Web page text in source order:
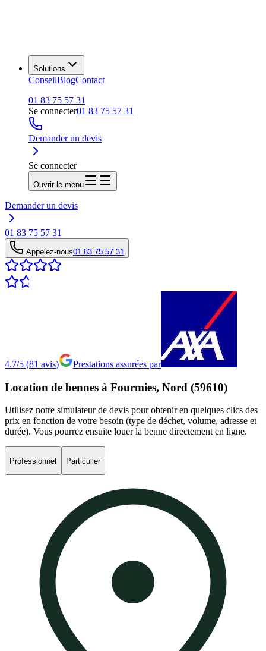
Solutions
ConseilBlogContact
01 83 75 57 31
Se connecter01 83 75 57 31
Demander un devis
Se connecter
Ouvrir le menu
Demander un devis
01 83 75 57 31
Appelez-nous01 83 75 57 31
4.7/5 (81 avis) Prestations assurées par
Location de bennes à Fourmies, Nord (59610)
Utilisez notre simulateur de devis pour obtenir en quelques clics des
prix en fonction de votre besoin (type de déchet, volume, adresse et
durée). Vous pourrez ensuite louer la benne directement en ligne.
Professionnel Particulier